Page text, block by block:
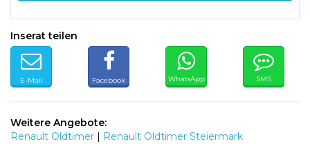
Inserat teilen
E-Mail Facebook WhatsApp SMS
Weitere Angebote:
Renault Oldtimer | Renault Oldtimer Steiermark